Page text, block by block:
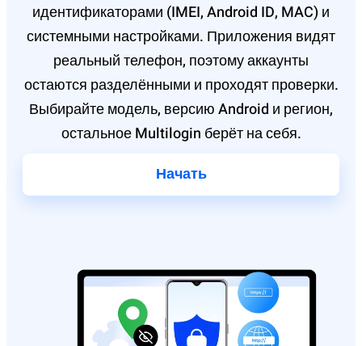
идентификаторами (IMEI, Android ID, MAC) и
системными настройками. Приложения видят
реальный телефон, поэтому аккаунты
остаются разделёнными и проходят проверки.
Выбирайте модель, версию Android и регион,
остальное Multilogin берёт на себя.
Начать